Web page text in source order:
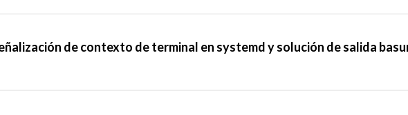
de contexto de terminal en systemd y solución de salida